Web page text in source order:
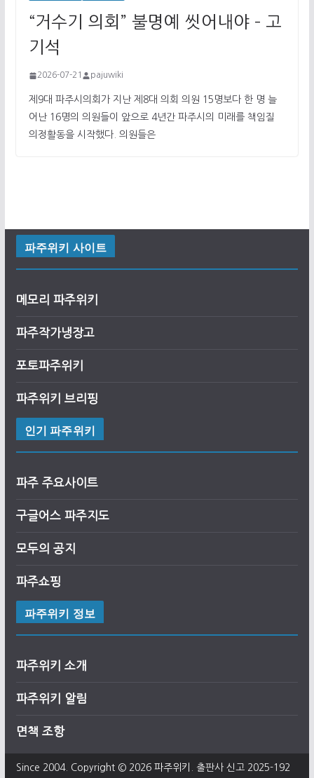
“거수기 의회” 불명예 씻어내야 – 고
기석
2026-07-21 pajuwiki
제9대 파주시의회가 지난 제8대 의회 의원 15명보다 한 명 늘
어난 16명의 의원들이 앞으로 4년간 파주시의 미래를 책임질
의정활동을 시작했다. 의원들은
파주위키 사이트
메모리 파주위키
파주작가냉장고
포토파주위키
파주위키 브리핑
인기 파주위키
파주 주요사이트
구글어스 파주지도
모두의 공지
파주쇼핑
파주위키 정보
파주위키 소개
파주위키 알림
면책 조항
Since 2004. Copyright © 2026 파주위키 . 출판사 신고 2025-192